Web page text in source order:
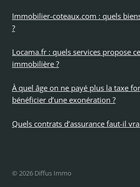
Immobilier-coteaux.com : quels
?
Locama.fr : quels services propose
immobilière ?
À quel âge on ne payé plus la taxe
bénéficier d’une exonération ?
Quels contrats d’assurance faut-il
© 2026 Diffus Immo